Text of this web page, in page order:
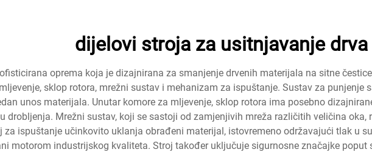
dijelovi stroja za usitnjavanje drva
oprema koja je dizajnirana za smanjenje drvenih materijala na sitne
sklop rotora, mrežni sustav i mehanizam za ispuštanje. Sustav za
unos materijala. Unutar komore za mljevenje, sklop rotora ima posebno
drobljenja. Mrežni sustav, koji se sastoji od zamjenjivih mreža različitih veličina
ispuštanje učinkovito uklanja obrađeni materijal, istovremeno održavajući tlak u
motorom industrijskog kvaliteta. Stroj također uključuje sigurnosne značajke